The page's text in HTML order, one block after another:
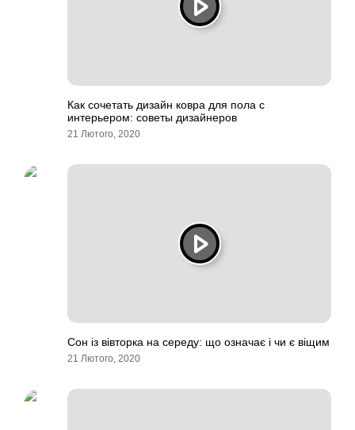
Как сочетать дизайн ковра для пола с
интерьером: советы дизайнеров
21 Лютого, 2020
Сон із вівторка на середу: що означає і чи є віщим
21 Лютого, 2020